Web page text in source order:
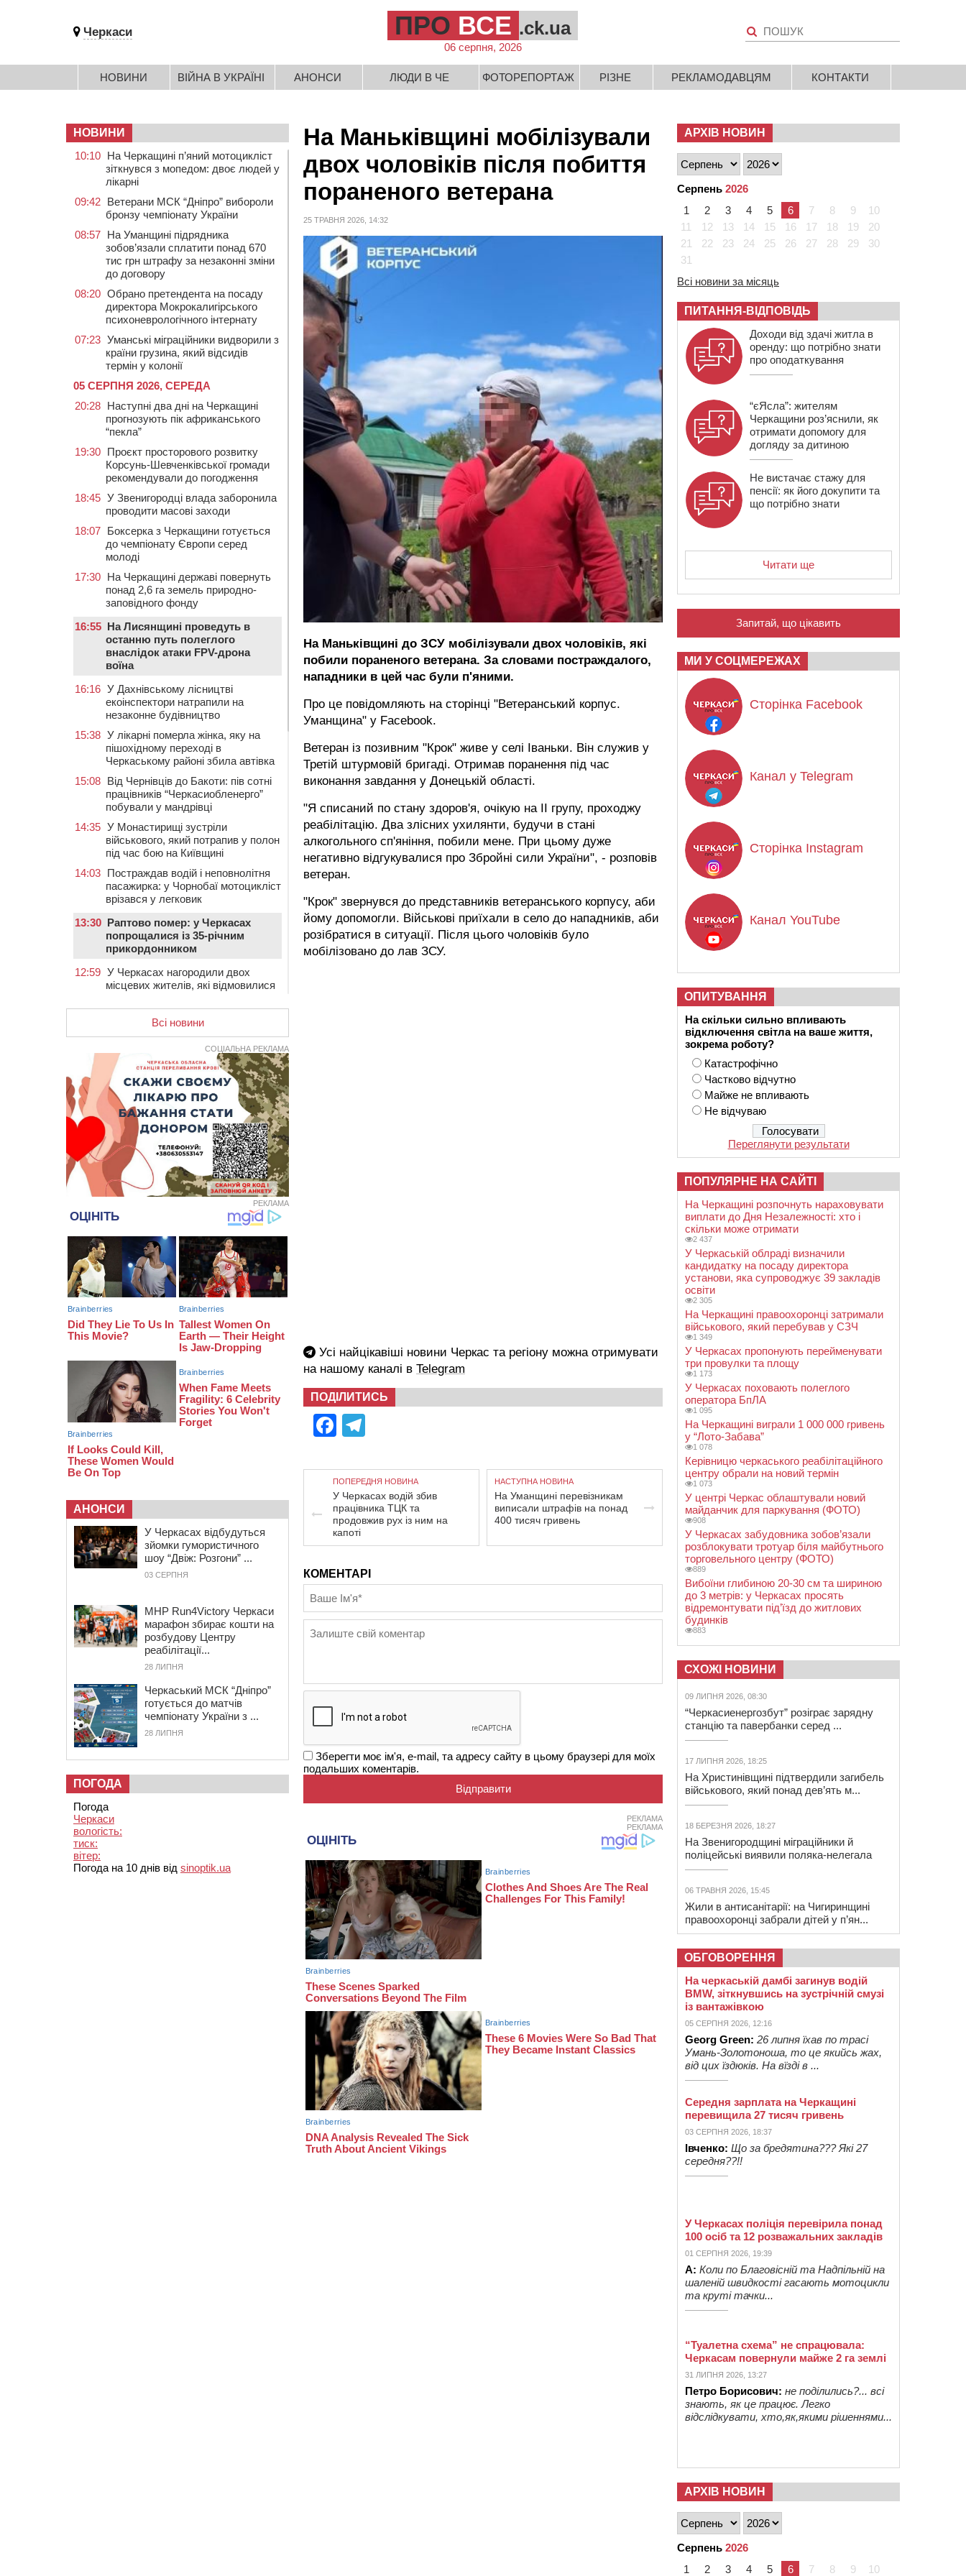
Черкаси ПРО ВСЕ .ck.ua
06 серпня, 2026
НОВИНИ ВІЙНА В УКРАЇНІ АНОНСИ ЛЮДИ В ЧЕ ФОТОРЕПОРТАЖ РІЗНЕ РЕКЛАМОДАВЦЯМ КОНТАКТИ
На Маньківщині мобілізували
двох чоловіків після побиття
пораненого ветерана
25 ТРАВНЯ 2026, 14:32
На Маньківщині до ЗСУ мобілізували двох чоловіків, які
побили пораненого ветерана. За словами постраждалого,
нападники в цей час були п'яними.
Про це повідомляють на сторінці "Ветеранський корпус.
Уманщина" у Facebook.
Ветеран із позивним "Крок" живе у селі Іваньки. Він служив у
Третій штурмовій бригаді. Отримав поранення під час
виконання завдання у Донецькій області.
"Я списаний по стану здоров'я, очікую на II групу, проходжу
реабілітацію. Два злісних ухилянти, будучи в стані
алкогольного сп'яніння, побили мене. При цьому дуже
негативно відгукувалися про Збройні сили України", - розповів
ветеран.
"Крок" звернувся до представників ветеранського корпусу, аби
йому допомогли. Військові приїхали в село до нападників, аби
розібратися в ситуації. Після цього чоловіків було
мобілізовано до лав ЗСУ.
Усі найцікавіші новини Черкас та регіону можна отримувати
на нашому каналі в Telegram
ПОДІЛИТИСЬ
Facebook
ПОПЕРЕДНЯ НОВИНА
У Черкасах водій збив
працівника ТЦК та
продовжив рух із ним на
капоті
НАСТУПНА НОВИНА
На Уманщині перевізникам
виписали штрафів на понад
400 тисяч гривень
КОМЕНТАРІ
Зберегти моє ім'я, e-mail, та адресу сайту в цьому браузері для моїх
подальших коментарів.
РЕКЛАМА
РЕКЛАМА
НОВИНИ
10:10 На Черкащині п’яний мотоцикліст
зіткнувся з мопедом: двоє людей у
лікарні
09:42 Ветерани МСК “Дніпро” вибороли
бронзу чемпіонату України
08:57 На Уманщині підрядника
зобов’язали сплатити понад 670
тис грн штрафу за незаконні зміни
до договору
08:20 Обрано претендента на посаду
директора Мокрокалигірського
психоневрологічного інтернату
07:23 Уманські міграційники видворили з
країни грузина, який відсидів
термін у колонії
05 СЕРПНЯ 2026, СЕРЕДА
20:28 Наступні два дні на Черкащині
прогнозують пік африканського
“пекла”
19:30 Проєкт просторового розвитку
Корсунь-Шевченківської громади
рекомендували до погодження
18:45 У Звенигородці влада заборонила
проводити масові заходи
18:07 Боксерка з Черкащини готується
до чемпіонату Європи серед
молоді
17:30 На Черкащині державі повернуть
понад 2,6 га земель природно-
заповідного фонду
16:55 На Лисянщині проведуть в
останню путь полеглого
внаслідок атаки FPV-дрона
воїна
16:16 У Дахнівському лісництві
екоінспектори натрапили на
незаконне будівництво
15:38 У лікарні померла жінка, яку на
пішохідному переході в
Черкаському районі збила автівка
15:08 Від Чернівців до Бакоти: пів сотні
працівників “Черкасиобленерго”
побували у мандрівці
14:35 У Монастирищі зустріли
військового, який потрапив у полон
під час бою на Київщині
14:03 Постраждав водій і неповнолітня
пасажирка: у Чорнобаї мотоцикліст
врізався у легковик
13:30 Раптово помер: у Черкасах
попрощалися із 35-річним
прикордонником
12:59 У Черкасах нагородили двох
місцевих жителів, які відмовилися
росіян
оновили дорожню розмітку на
центральних вулицях (ФОТО)
11:48
На черкаській дамбі загинув
водій BMW, зіткнувшись на
зустрічній смузі із вантажівкою
11:14
Збитки понад 100 тисяч гривень:
на Золотоніщині правоохоронці
виявили 700 метрів
браконьєрських сіток
10:33
У Черкасах легковик зіткнувся із
вантажівкою й “відлетів” у стіну:
постраждав підліток
09:49 ДНК-експертиза через 21 місяць
підтвердила загибель захисника
зі Сміли
09:13
У Черкасах 18-річний хлопець
поранив себе ножем у відділенні
пошти
08:50 Керівницю черкаського
реабілітаційного центру обрали на
новий термін
Всі новини
СОЦІАЛЬНА РЕКЛАМА
РЕКЛАМА
АНОНСИ
У Черкасах відбудуться
зйомки гумористичного
шоу “Двіж: Розгони” ...
03 СЕРПНЯ
MHP Run4Victory Черкаси
марафон збирає кошти на
розбудову Центру
реабілітації...
28 ЛИПНЯ
Черкаський МСК “Дніпро”
готується до матчів
чемпіонату України з ...
28 ЛИПНЯ
ПОГОДА
Погода
Черкаси
вологість:
тиск:
вітер:
Погода на 10 днів від sinoptik.ua
АРХІВ НОВИН
Серпень 2026
1
2 3 4 5 6 7 8 9
10
11
12 13 14 15 16 17 18 19
20
21
22 23 24 25 26 27 28 29
30
31
Всі новини за місяць
ПИТАННЯ-ВІДПОВІДЬ
Доходи від здачі житла в
оренду: що потрібно знати
про оподаткування
“єЯсла”: жителям
Черкащини роз’яснили, як
отримати допомогу для
догляду за дитиною
Не вистачає стажу для
пенсії: як його докупити та
що потрібно знати
Читати ще
Запитай, що цікавить
МИ У СОЦМЕРЕЖАХ
Сторінка Facebook
Канал у Telegram
Сторінка Instagram
Канал YouTube
ОПИТУВАННЯ
На скільки сильно впливають
відключення світла на ваше життя,
зокрема роботу?
Катастрофічно
Частково відчутно
Майже не впливають
Не відчуваю
Переглянути результати
ПОПУЛЯРНЕ НА САЙТІ
На Черкащині розпочнуть нараховувати
виплати до Дня Незалежності: хто і
скільки може отримати
2 437
У Черкаській облраді визначили
кандидатку на посаду директора
установи, яка супроводжує 39 закладів
освіти
2 305
На Черкащині правоохоронці затримали
військового, який перебував у СЗЧ
1 349
У Черкасах пропонують перейменувати
три провулки та площу
1 173
У Черкасах поховають полеглого
оператора БпЛА
1 095
На Черкащині виграли 1 000 000 гривень
у “Лото-Забава”
1 078
Керівницю черкаського реабілітаційного
центру обрали на новий термін
1 073
У центрі Черкас облаштували новий
майданчик для паркування (ФОТО)
908
У Черкасах забудовника зобов’язали
розблокувати тротуар біля майбутнього
торговельного центру (ФОТО)
889
Вибоїни глибиною 20-30 см та шириною
до 3 метрів: у Черкасах просять
відремонтувати під’їзд до житлових
будинків
883
СХОЖІ НОВИНИ
09 ЛИПНЯ 2026, 08:30
“Черкасиенергозбут” розіграє зарядну
станцію та павербанки серед ...
17 ЛИПНЯ 2026, 18:25
На Христинівщині підтвердили загибель
військового, який понад дев’ять м...
18 БЕРЕЗНЯ 2026, 18:27
На Звенигородщині міграційники й
поліцейські виявили поляка-нелегала
06 ТРАВНЯ 2026, 15:45
Жили в антисанітарії: на Чигиринщині
правоохоронці забрали дітей у п’ян...
ОБГОВОРЕННЯ
На черкаській дамбі загинув водій
BMW, зіткнувшись на зустрічній смузі
із вантажівкою
05 СЕРПНЯ 2026, 12:16
Georg Green: 26 липня їхав по трасі
Умань-Золотоноша, то це якийсь жах,
від цих їздюків. На вїзді в ...
Середня зарплата на Черкащині
перевищила 27 тисяч гривень
03 СЕРПНЯ 2026, 18:37
Івченко: Що за бредятина??? Які 27
середня??!!
У Черкасах поліція перевірила понад
100 осіб та 12 розважальних закладів
01 СЕРПНЯ 2026, 19:39
А: Коли по Благовісній та Надпільній на
шаленій швидкості гасають мотоцикли
та круті тачки...
“Туалетна схема” не спрацювала:
Черкасам повернули майже 2 га землі
31 ЛИПНЯ 2026, 13:27
Петро Борисович: не поділились?... всі
знають, як це працює. Легко
відслідкувати, хто,як,якими рішеннями...
АРХІВ НОВИН
Серпень 2026
1
2 3 4 5 6 7 8 9 10